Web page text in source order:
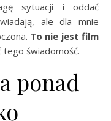
sytuacji i oddać
ale dla mnie
To nie jest film
świadomość.
ponad